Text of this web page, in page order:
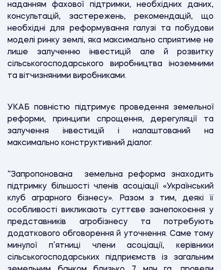
наданням фахової підтримки, необхідних даних,
консультацій, застережень, рекомендацій, що
необхідні для реформування галузі та побудови
моделі ринку землі, яка максимально сприятиме не
лише залученню інвестицій але й розвитку
сільськогосподарського виробництва іноземними
та вітчизняними виробниками.
УКАБ повністю підтримує проведення земельної
реформи, принципи спрощення, дерегуляції та
залучення інвестицій і налаштований на
максимально конструктивний діалог.
“Запропонована земельна реформа знаходить
підтримку більшості членів асоціації «Український
клуб аграрного бізнесу». Разом з тим, деякі її
особливості викликають суттєве занепокоєння у
представників агробізнесу та потребують
додаткового обговорення й уточнення. Саме тому
минулої п’ятниці члени асоціації, керівники
сільськогосподарських підприємств із загальним